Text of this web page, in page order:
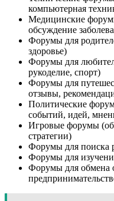
компьютерная
Медицинские
обсуждение
Форумы для
здоровье)
Форумы для
рукоделие, спорт)
Форумы для
отзывы,
Политические
событий, идей,
Игровые форумы
стратегии)
Форумы для поиска
Форумы для
Форумы для обмена